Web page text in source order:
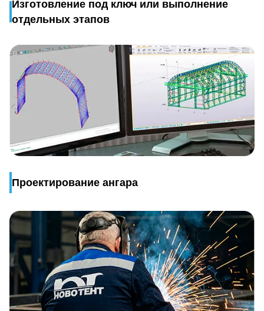
Изготовление под ключ или выполнение
отдельных этапов
Проектирование ангара